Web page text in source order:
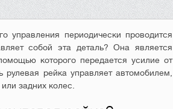
управления периодически проводится
собой эта деталь? Она является
которого передается усилие от
рейка управляет автомобилем,
задних колес.